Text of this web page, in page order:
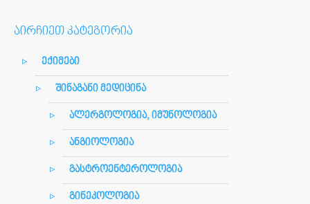
აირჩიეთ კატეგორია
ექიმები
შინაგანი მედიცინა
ალერგოლოგია, იმუნოლოგია
ანგიოლოგია
გასტროენტეროლოგია
გინეკოლოგია